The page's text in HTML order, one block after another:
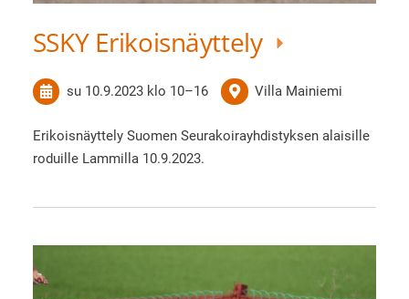
SSKY Erikoisnäyttely
su 10.9.2023 klo 10–16 Villa Mainiemi
Erikoisnäyttely Suomen Seurakoirayhdistyksen alaisille
roduille Lammilla 10.9.2023.